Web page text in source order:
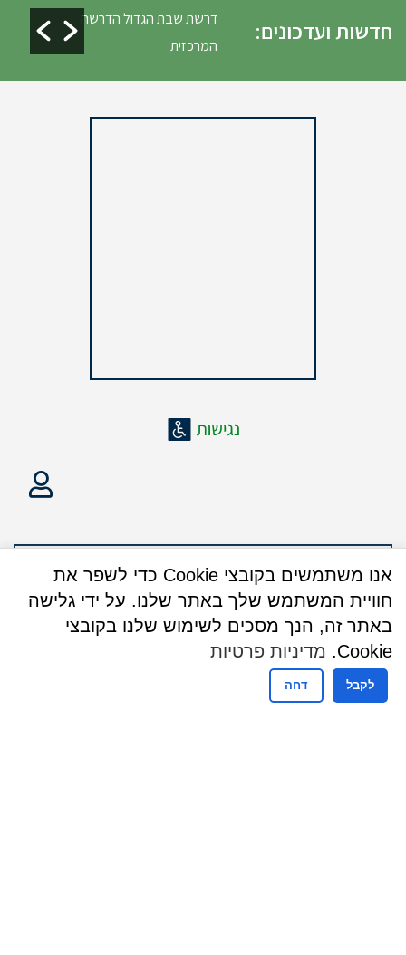
חדשות ועדכונים:
דרשת שבת הגדול הדרשה
המרכזית
אנו משתמשים בקובצי Cookie כדי לשפר את
חוויית המשתמש שלך באתר שלנו. על ידי גלישה
באתר זה, הנך מסכים לשימוש שלנו בקובצי
Cookie.
מדיניות פרטיות
לקבל דחה